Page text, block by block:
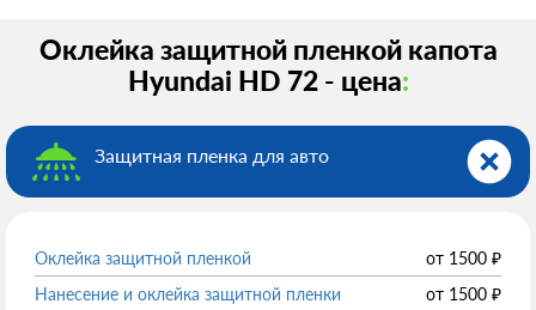
Оклейка защитной пленкой капота
Hyundai HD 72 - цена:
Защитная пленка для авто
Оклейка защитной пленкой от 1500 ₽
Нанесение и оклейка защитной пленки
от 1500 ₽